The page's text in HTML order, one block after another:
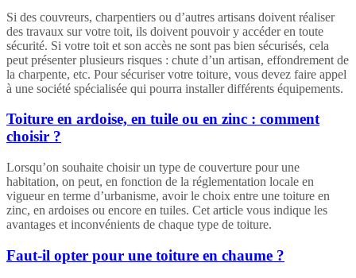
Si des couvreurs, charpentiers ou d’autres artisans doivent réaliser
des travaux sur votre toit, ils doivent pouvoir y accéder en toute
sécurité. Si votre toit et son accès ne sont pas bien sécurisés, cela
peut présenter plusieurs risques : chute d’un artisan, effondrement de
la charpente, etc. Pour sécuriser votre toiture, vous devez faire appel
à une société spécialisée qui pourra installer différents équipements.
Toiture en ardoise, en tuile ou en zinc : comment
choisir ?
Lorsqu’on souhaite choisir un type de couverture pour une
habitation, on peut, en fonction de la réglementation locale en
vigueur en terme d’urbanisme, avoir le choix entre une toiture en
zinc, en ardoises ou encore en tuiles. Cet article vous indique les
avantages et inconvénients de chaque type de toiture.
Faut-il opter pour une toiture en chaume ?